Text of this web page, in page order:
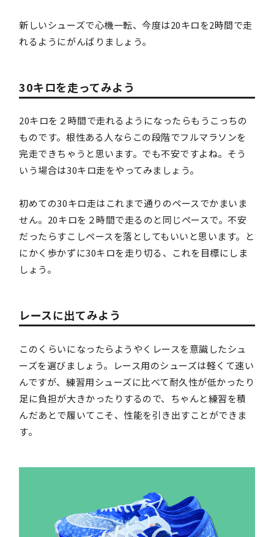
新しいシューズで心機一転、今度は20キロを2時間で走
れるようにがんばりましょう。
30キロを走ってみよう
20キロを２時間で走れるようになったらもうこっちの
ものです。根性ある人ならこの段階でフルマラソンを
完走できちゃうと思います。でも不安ですよね。そう
いう場合は30キロ走をやってみましょう。
初めての30キロ走はこれまで通りのペースでかまいま
せん。20キロを２時間で走るのと同じペースで。不安
だったらすこしペースを落としてもいいと思います。と
にかく歩かずに30キロを走り切る、これを目標にしま
しょう。
レースに出てみよう
このくらいになったらようやくレースを意識したシュ
ーズを選びましょう。レース用のシューズは軽くて速い
んですが、練習用シューズに比べて耐久性が低かったり
足に負担が大きかったりするので、ちゃんと練習を積
んだあとで履いてこそ、性能を引き出すことができま
す。